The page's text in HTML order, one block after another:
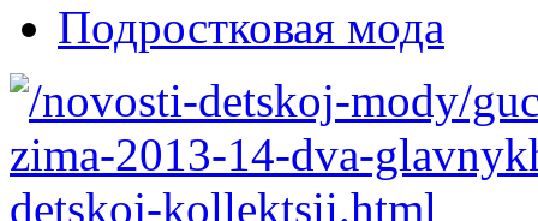
Подростковая мода